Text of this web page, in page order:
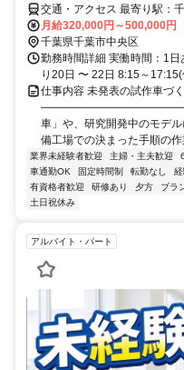
交通・アクセス 最寄り駅：
月給320,000円～500,000円
千葉県千葉市中央区
勤務時間詳細 実働時間：1
り20日 〜 22日 8:15～
仕事内容 未発表の試作車づ
車」や、研究開発中のモデ
備工場での決まった手順の作
業界未経験者歓迎 主婦・主夫歓迎
車通勤OK
固定時間制 転勤なし
有資格者歓迎
研修あり 夕方 ブラ
土日祝休み
アルバイト・パート